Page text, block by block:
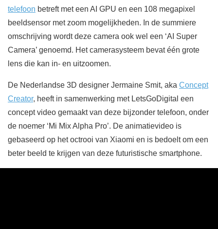
telefoon betreft met een AI GPU en een 108 megapixel
beeldsensor met zoom mogelijkheden. In de summiere
omschrijving wordt deze camera ook wel een ‘AI Super
Camera’ genoemd. Het camerasysteem bevat één grote
lens die kan in- en uitzoomen.
De Nederlandse 3D designer Jermaine Smit, aka Concept
Creator, heeft in samenwerking met LetsGoDigital een
concept video gemaakt van deze bijzonder telefoon, onder
de noemer ‘Mi Mix Alpha Pro’. De animatievideo is
gebaseerd op het octrooi van Xiaomi en is bedoelt om een
beter beeld te krijgen van deze futuristische smartphone.